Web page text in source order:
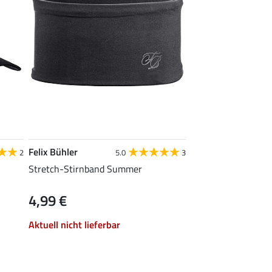
2 Felix Bühler 5.0 3
Stretch-Stirnband Summer
4,99 €
Aktuell nicht lieferbar